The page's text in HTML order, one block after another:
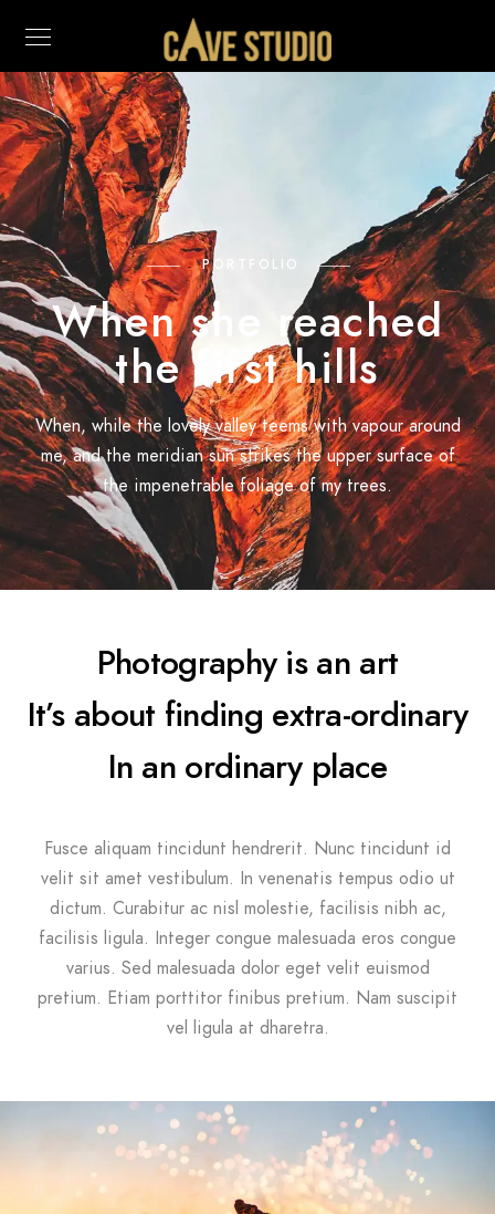
PORTFOLIO
When she reached
the first hills
When, while the lovely valley teems with vapour around
me, and the meridian sun strikes the upper surface of
the impenetrable foliage of my trees.
Photography is an art
It’s about finding extra-ordinary
In an ordinary place
Fusce aliquam tincidunt hendrerit. Nunc tincidunt id
velit sit amet vestibulum. In venenatis tempus odio ut
dictum. Curabitur ac nisl molestie, facilisis nibh ac,
facilisis ligula. Integer congue malesuada eros congue
varius. Sed malesuada dolor eget velit euismod
pretium. Etiam porttitor finibus pretium. Nam suscipit
vel ligula at dharetra.